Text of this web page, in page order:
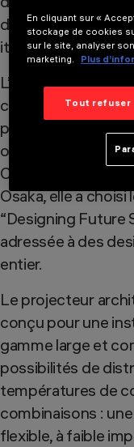
de célébrer à
italien le plus
L’édition
caractère
particulier et
organisée cette
Commissariat
Osaka, elle a
“Designing Future
adressée à des
entier.
Le projecteur
conçu pour une
gamme large et
possibilités de
températures de
combinaisons :
flexible, à faible
En cliquant sur «
stockage de cookies
sur le site, analyser
marketing.
Plus
Tout refuser